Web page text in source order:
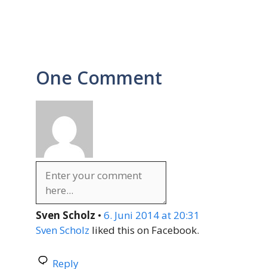
One Comment
Sven Scholz • 6. Juni 2014 at 20:31
Sven Scholz liked this on Facebook.
Reply